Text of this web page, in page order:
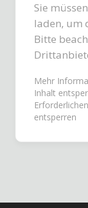
Sie
laden, um
Bitte
Mehr
Inhalt
entsperren